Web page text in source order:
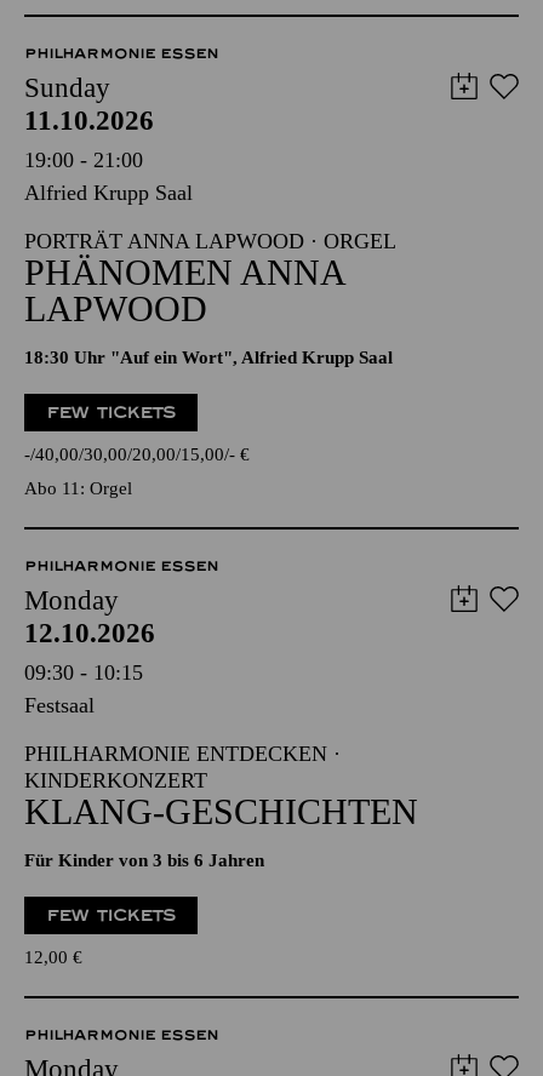
PHILHARMONIE ESSEN
Sunday
11.10.2026
19:00 - 21:00
Alfried Krupp Saal
PORTRÄT ANNA LAPWOOD · ORGEL
PHÄNOMEN ANNA
LAPWOOD
18:30 Uhr "Auf ein Wort", Alfried Krupp Saal
FEW TICKETS
- 40,00 30,00 20,00 15,00 - €
Abo 11: Orgel
PHILHARMONIE ESSEN
Monday
12.10.2026
09:30 - 10:15
Festsaal
PHILHARMONIE ENTDECKEN ·
KINDERKONZERT
KLANG-GESCHICHTEN
Für Kinder von 3 bis 6 Jahren
FEW TICKETS
12,00 €
PHILHARMONIE ESSEN
Monday